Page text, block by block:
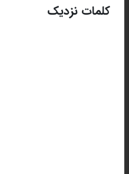
کلمات نزدیک